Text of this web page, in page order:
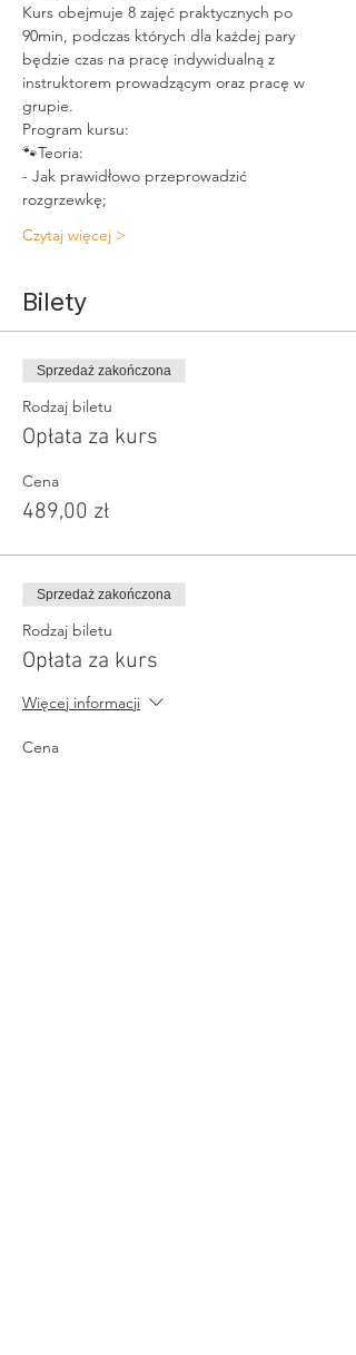
Kurs obejmuje 8 zajęć praktycznych po
90min, podczas których dla każdej pary
będzie czas na pracę indywidualną z
instruktorem prowadzącym oraz pracę w
grupie.
Program kursu:
🐾Teoria:
- Jak prawidłowo przeprowadzić
rozgrzewkę;
Czytaj więcej >
Bilety
Sprzedaż zakończona
Rodzaj biletu
Opłata za kurs
Cena
489,00 zł
Sprzedaż zakończona
Rodzaj biletu
Opłata za kurs
Więcej informacji
Cena